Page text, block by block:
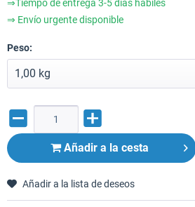
⇒Tiempo de entrega 3-5 días hábiles
⇒ Envío urgente disponible
Peso:
Añadir a la cesta
Añadir a la lista de deseos